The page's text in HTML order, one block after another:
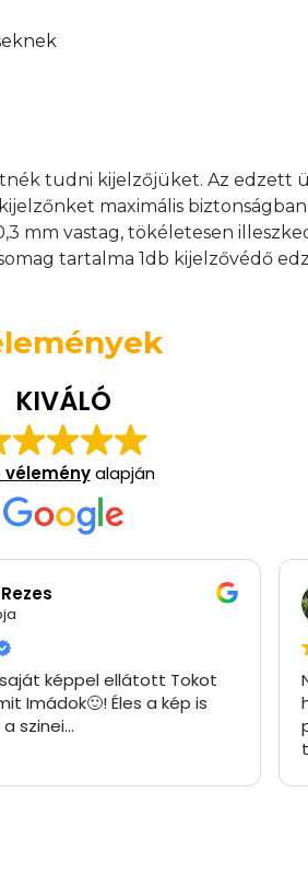
tudni kijelzőjüket. Az edzett
maximális
mm vastag, tökéletesen
tartalma 1db kijelzővédő
KIVÁLÓ
véleményalapján
képpel ellátott Tokot
Imádok🙂! Éles a kép is
szinei…